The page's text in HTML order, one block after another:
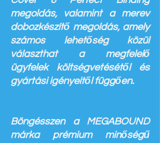
megoldás, valamint a merev
dobozkészítő megoldás, amely
számos lehetőség közül
választhat a megfelelő
ügyfelek költségvetésétől és
gyártási igényeitől függően.
Böngésszen a MEGABOUND
márka prémium minőségű